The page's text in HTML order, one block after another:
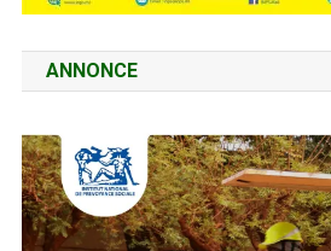
ANNONCE